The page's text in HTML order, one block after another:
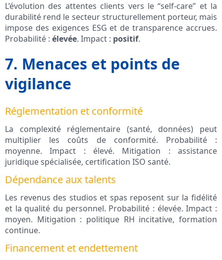
L’évolution des attentes clients vers le “self-care” et la
durabilité rend le secteur structurellement porteur, mais
impose des exigences ESG et de transparence accrues.
Probabilité : élevée. Impact : positif.
7. Menaces et points de
vigilance
Réglementation et conformité
La complexité réglementaire (santé, données) peut
multiplier les coûts de conformité. Probabilité :
moyenne. Impact : élevé. Mitigation : assistance
juridique spécialisée, certification ISO santé.
Dépendance aux talents
Les revenus des studios et spas reposent sur la fidélité
et la qualité du personnel. Probabilité : élevée. Impact :
moyen. Mitigation : politique RH incitative, formation
continue.
Financement et endettement